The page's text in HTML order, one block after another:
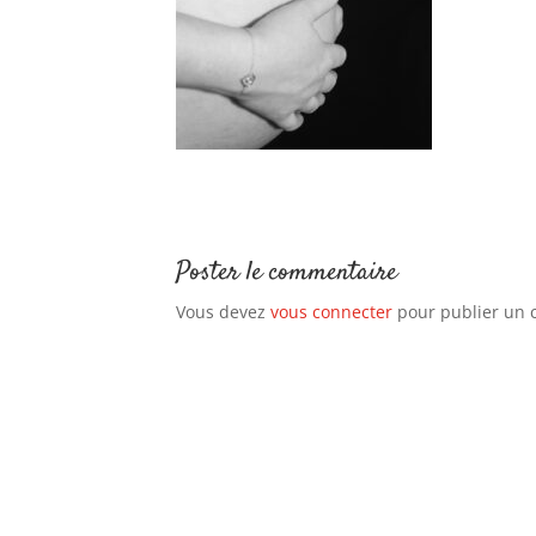
Poster le commentaire
Vous devez vous connecter pour publier un